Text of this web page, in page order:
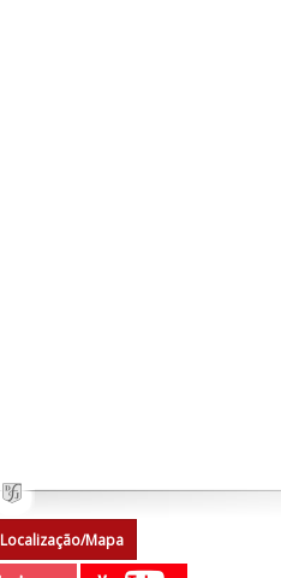
Localização/Mapa